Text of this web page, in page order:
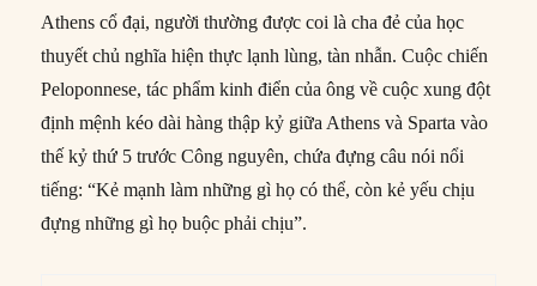
Athens cổ đại, người thường được coi là cha đẻ của học
thuyết chủ nghĩa hiện thực lạnh lùng, tàn nhẫn. Cuộc chiến
Peloponnese, tác phẩm kinh điển của ông về cuộc xung đột
định mệnh kéo dài hàng thập kỷ giữa Athens và Sparta vào
thế kỷ thứ 5 trước Công nguyên, chứa đựng câu nói nổi
tiếng: “Kẻ mạnh làm những gì họ có thể, còn kẻ yếu chịu
đựng những gì họ buộc phải chịu”.